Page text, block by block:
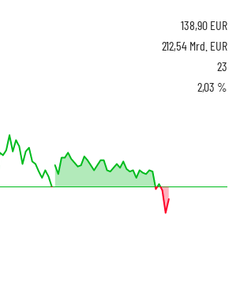
138,90 EUR
212,54 Mrd. EUR
23
2,03 %